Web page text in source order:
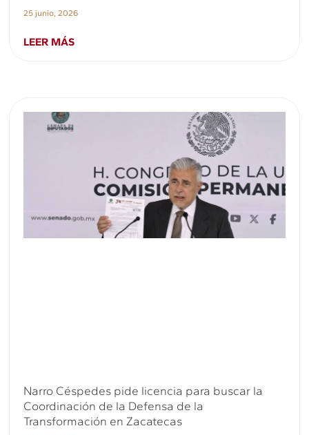
25 junio, 2026
LEER MÁS
Narro Céspedes pide licencia para buscar la
Coordinación de la Defensa de la
Transformación en Zacatecas